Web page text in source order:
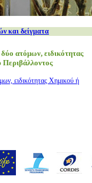
και δείγματα
ατόμων, ειδικότητας
ειδικότητας Χημικού ή